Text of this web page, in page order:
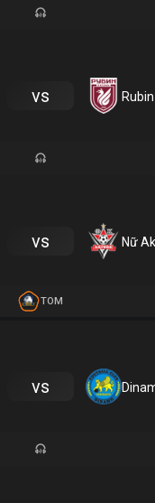
vs
vs Nữ
TOM
vs